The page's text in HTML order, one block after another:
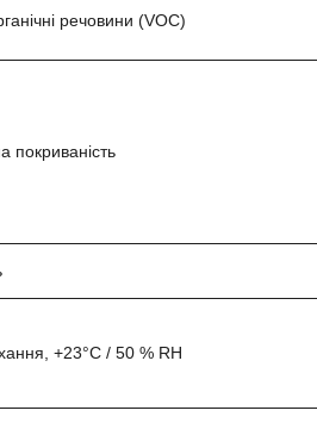
речовини (VOC)
покриваність
+23°C / 50 % RH